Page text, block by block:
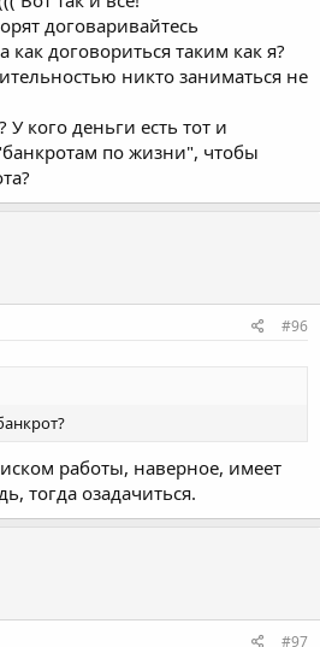
договаривайтесь
как договориться таким как я?
никто заниматься не
У кого деньги есть тот и
по жизни", чтобы
#96
работы, наверное, имеет
тогда озадачиться.
#97